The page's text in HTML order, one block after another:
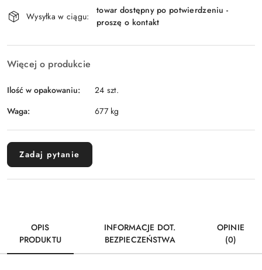
Wyślij
i
Wysyłka w ciągu:
towar dostępny po potwierdzeniu -
proszę o kontakt
Więcej o produkcie
Ilość w opakowaniu:
24 szt.
Waga:
677 kg
Zadaj pytanie
OPIS
PRODUKTU
INFORMACJE DOT.
BEZPIECZEŃSTWA
OPINIE
(0)